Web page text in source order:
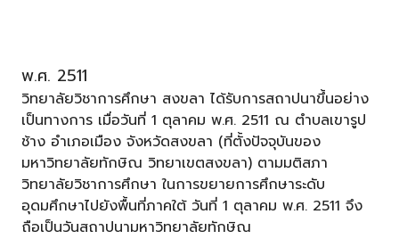
พ.ศ. 2511
วิทยาลัยวิชาการศึกษา สงขลา ได้รับการสถาปนาขึ้นอย่าง
เป็นทางการ เมื่อวันที่ 1 ตุลาคม พ.ศ. 2511 ณ ตําบลเขารูป
ช้าง อําเภอเมือง จังหวัดสงขลา (ที่ตั้งปัจจุบันของ
มหาวิทยาลัยทักษิณ วิทยาเขตสงขลา) ตามมติสภา
วิทยาลัยวิชาการศึกษา ในการขยายการศึกษาระดับ
อุดมศึกษาไปยังพื้นที่ภาคใต้ วันที่ 1 ตุลาคม พ.ศ. 2511 จึง
ถือเป็นวันสถาปนามหาวิทยาลัยทักษิณ